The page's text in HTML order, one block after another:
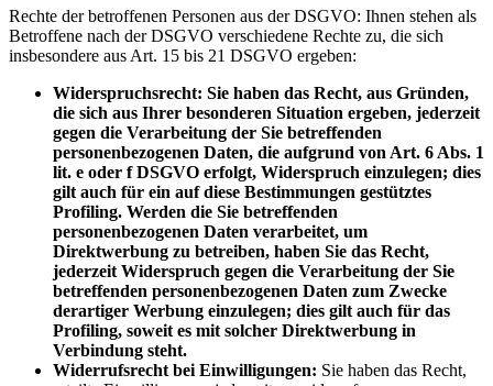
Rechte der betroffenen Personen aus der DSGVO: Ihnen stehen als
Betroffene nach der DSGVO verschiedene Rechte zu, die sich
insbesondere aus Art. 15 bis 21 DSGVO ergeben:
Widerspruchsrecht: Sie haben das Recht, aus Gründen,
die sich aus Ihrer besonderen Situation ergeben, jederzeit
gegen die Verarbeitung der Sie betreffenden
personenbezogenen Daten, die aufgrund von Art. 6 Abs. 1
lit. e oder f DSGVO erfolgt, Widerspruch einzulegen; dies
gilt auch für ein auf diese Bestimmungen gestütztes
Profiling. Werden die Sie betreffenden
personenbezogenen Daten verarbeitet, um
Direktwerbung zu betreiben, haben Sie das Recht,
jederzeit Widerspruch gegen die Verarbeitung der Sie
betreffenden personenbezogenen Daten zum Zwecke
derartiger Werbung einzulegen; dies gilt auch für das
Profiling, soweit es mit solcher Direktwerbung in
Verbindung steht.
Widerrufsrecht bei Einwilligungen: Sie haben das Recht,